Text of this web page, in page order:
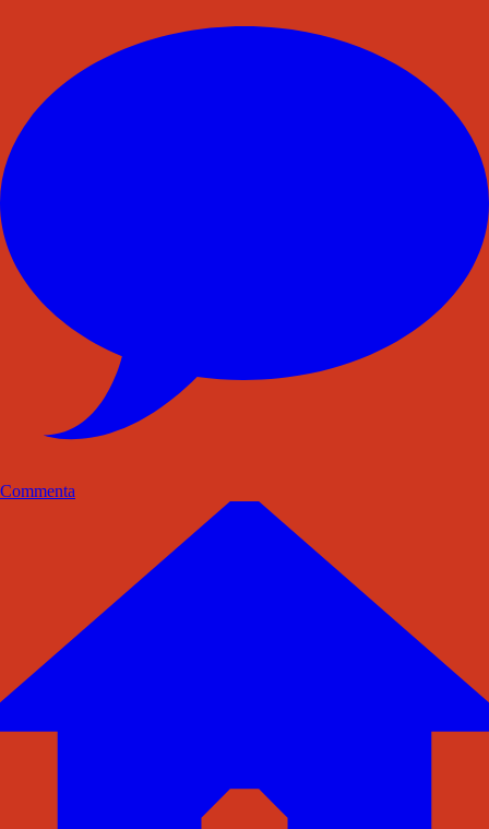
Commenta